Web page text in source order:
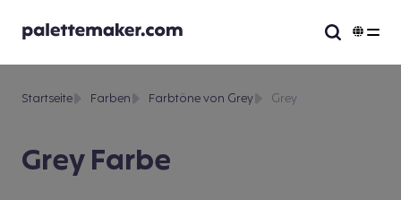
Grey Farbe
Startseite Farben Farbtöne von Grey Grey